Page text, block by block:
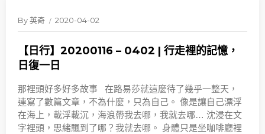
By英奇 2020-04-02
【日行】20200116 – 0402 | 行走裡的記憶，
日復一日
那裡頭好多好多故事 在路易莎就這麼待了幾乎一整天，
連寫了數篇文章，不為什麼，只為自己。 像是讓自己漂浮
在海上，載浮載沉，海浪帶我去哪，我就去哪… 沈浸在文
字裡頭，思緒飄到了哪？我就去哪。 身體只是坐咖啡廳裡